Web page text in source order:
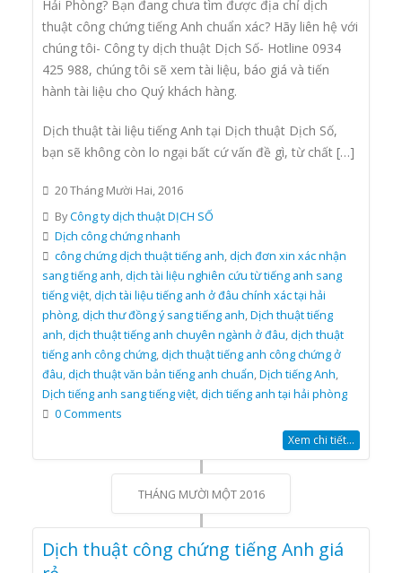
Hải Phòng? Bạn đang chưa tìm được địa chỉ dịch
thuật công chứng tiếng Anh chuẩn xác? Hãy liên hệ với
chúng tôi- Công ty dịch thuật Dịch Số- Hotline 0934
425 988, chúng tôi sẽ xem tài liệu, báo giá và tiến
hành tài liệu cho Quý khách hàng.
Dịch thuật tài liệu tiếng Anh tại Dịch thuật Dịch Số,
bạn sẽ không còn lo ngại bất cứ vấn đề gì, từ chất […]
20 Tháng Mười Hai, 2016
ByCông ty dịch thuật DỊCH SỐ
Dịch công chứng nhanh
công chứng dịch thuật tiếng anh,dịch đơn xin xác nhận
sang tiếng anh,dịch tài liệu nghiên cứu từ tiếng anh sang
tiếng việt,dịch tài liệu tiếng anh ở đâu chính xác tại hải
phòng,dịch thư đồng ý sang tiếng anh,Dịch thuật tiếng
anh,dịch thuật tiếng anh chuyên ngành ở đâu,dịch thuật
tiếng anh công chứng,dịch thuật tiếng anh công chứng ở
đâu,dịch thuật văn bản tiếng anh chuẩn,Dịch tiếng Anh,
Dịch tiếng anh sang tiếng việt,dịch tiếng anh tại hải phòng
0 Comments
Xem chi tiết...
THÁNG MƯỜI MỘT 2016
Dịch thuật công chứng tiếng Anh giá